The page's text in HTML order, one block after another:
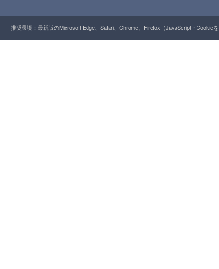
推奨環境：最新版のMicrosoft Edge、Safari、Chrome、Firefox（JavaScript・Cookie